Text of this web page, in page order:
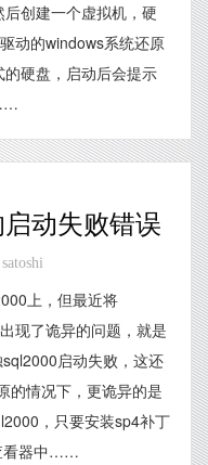
创建一个虚拟机，硬
动的windows系统还原
硬盘，启动后会提示
动失败错误
satoshi
上，但最近将
现了诡异的问题，就是
启动失败，这还
的情况下，更诡异的是
，只要安装sp4补丁
看器中……